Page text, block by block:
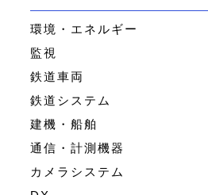
環境・エネルギー
監視
鉄道車両
鉄道システム
建機・船舶
通信・計測機器
カメラシステム